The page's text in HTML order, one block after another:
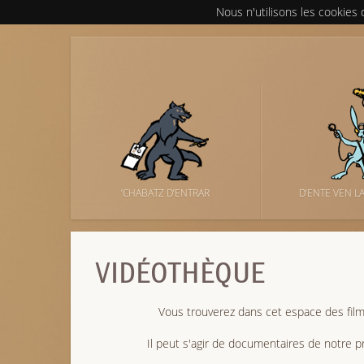
Nous n'utilisons les cookies
’CHABATZ D’ENTRAR D’ENTE VEN
VIDÉOTHÈQUE
Vous trouverez dans cet espace des
Il peut s'agir de documentaires de notre